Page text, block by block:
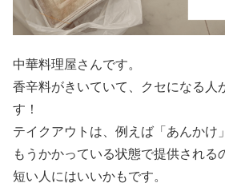
中華料理屋さんです。
香辛料がきいていて、クセになる人
す！
テイクアウトは、例えば「あんかけ
もうかかっている状態で提供される
短い人にはいいかもです。